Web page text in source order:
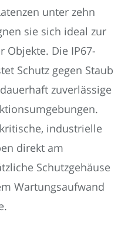
unter zehn
sie sich ideal zur
Objekte. Die IP67-
Schutz gegen Staub
zuverlässige
industrielle
direkt am
Schutzgehäuse
Wartungsaufwand